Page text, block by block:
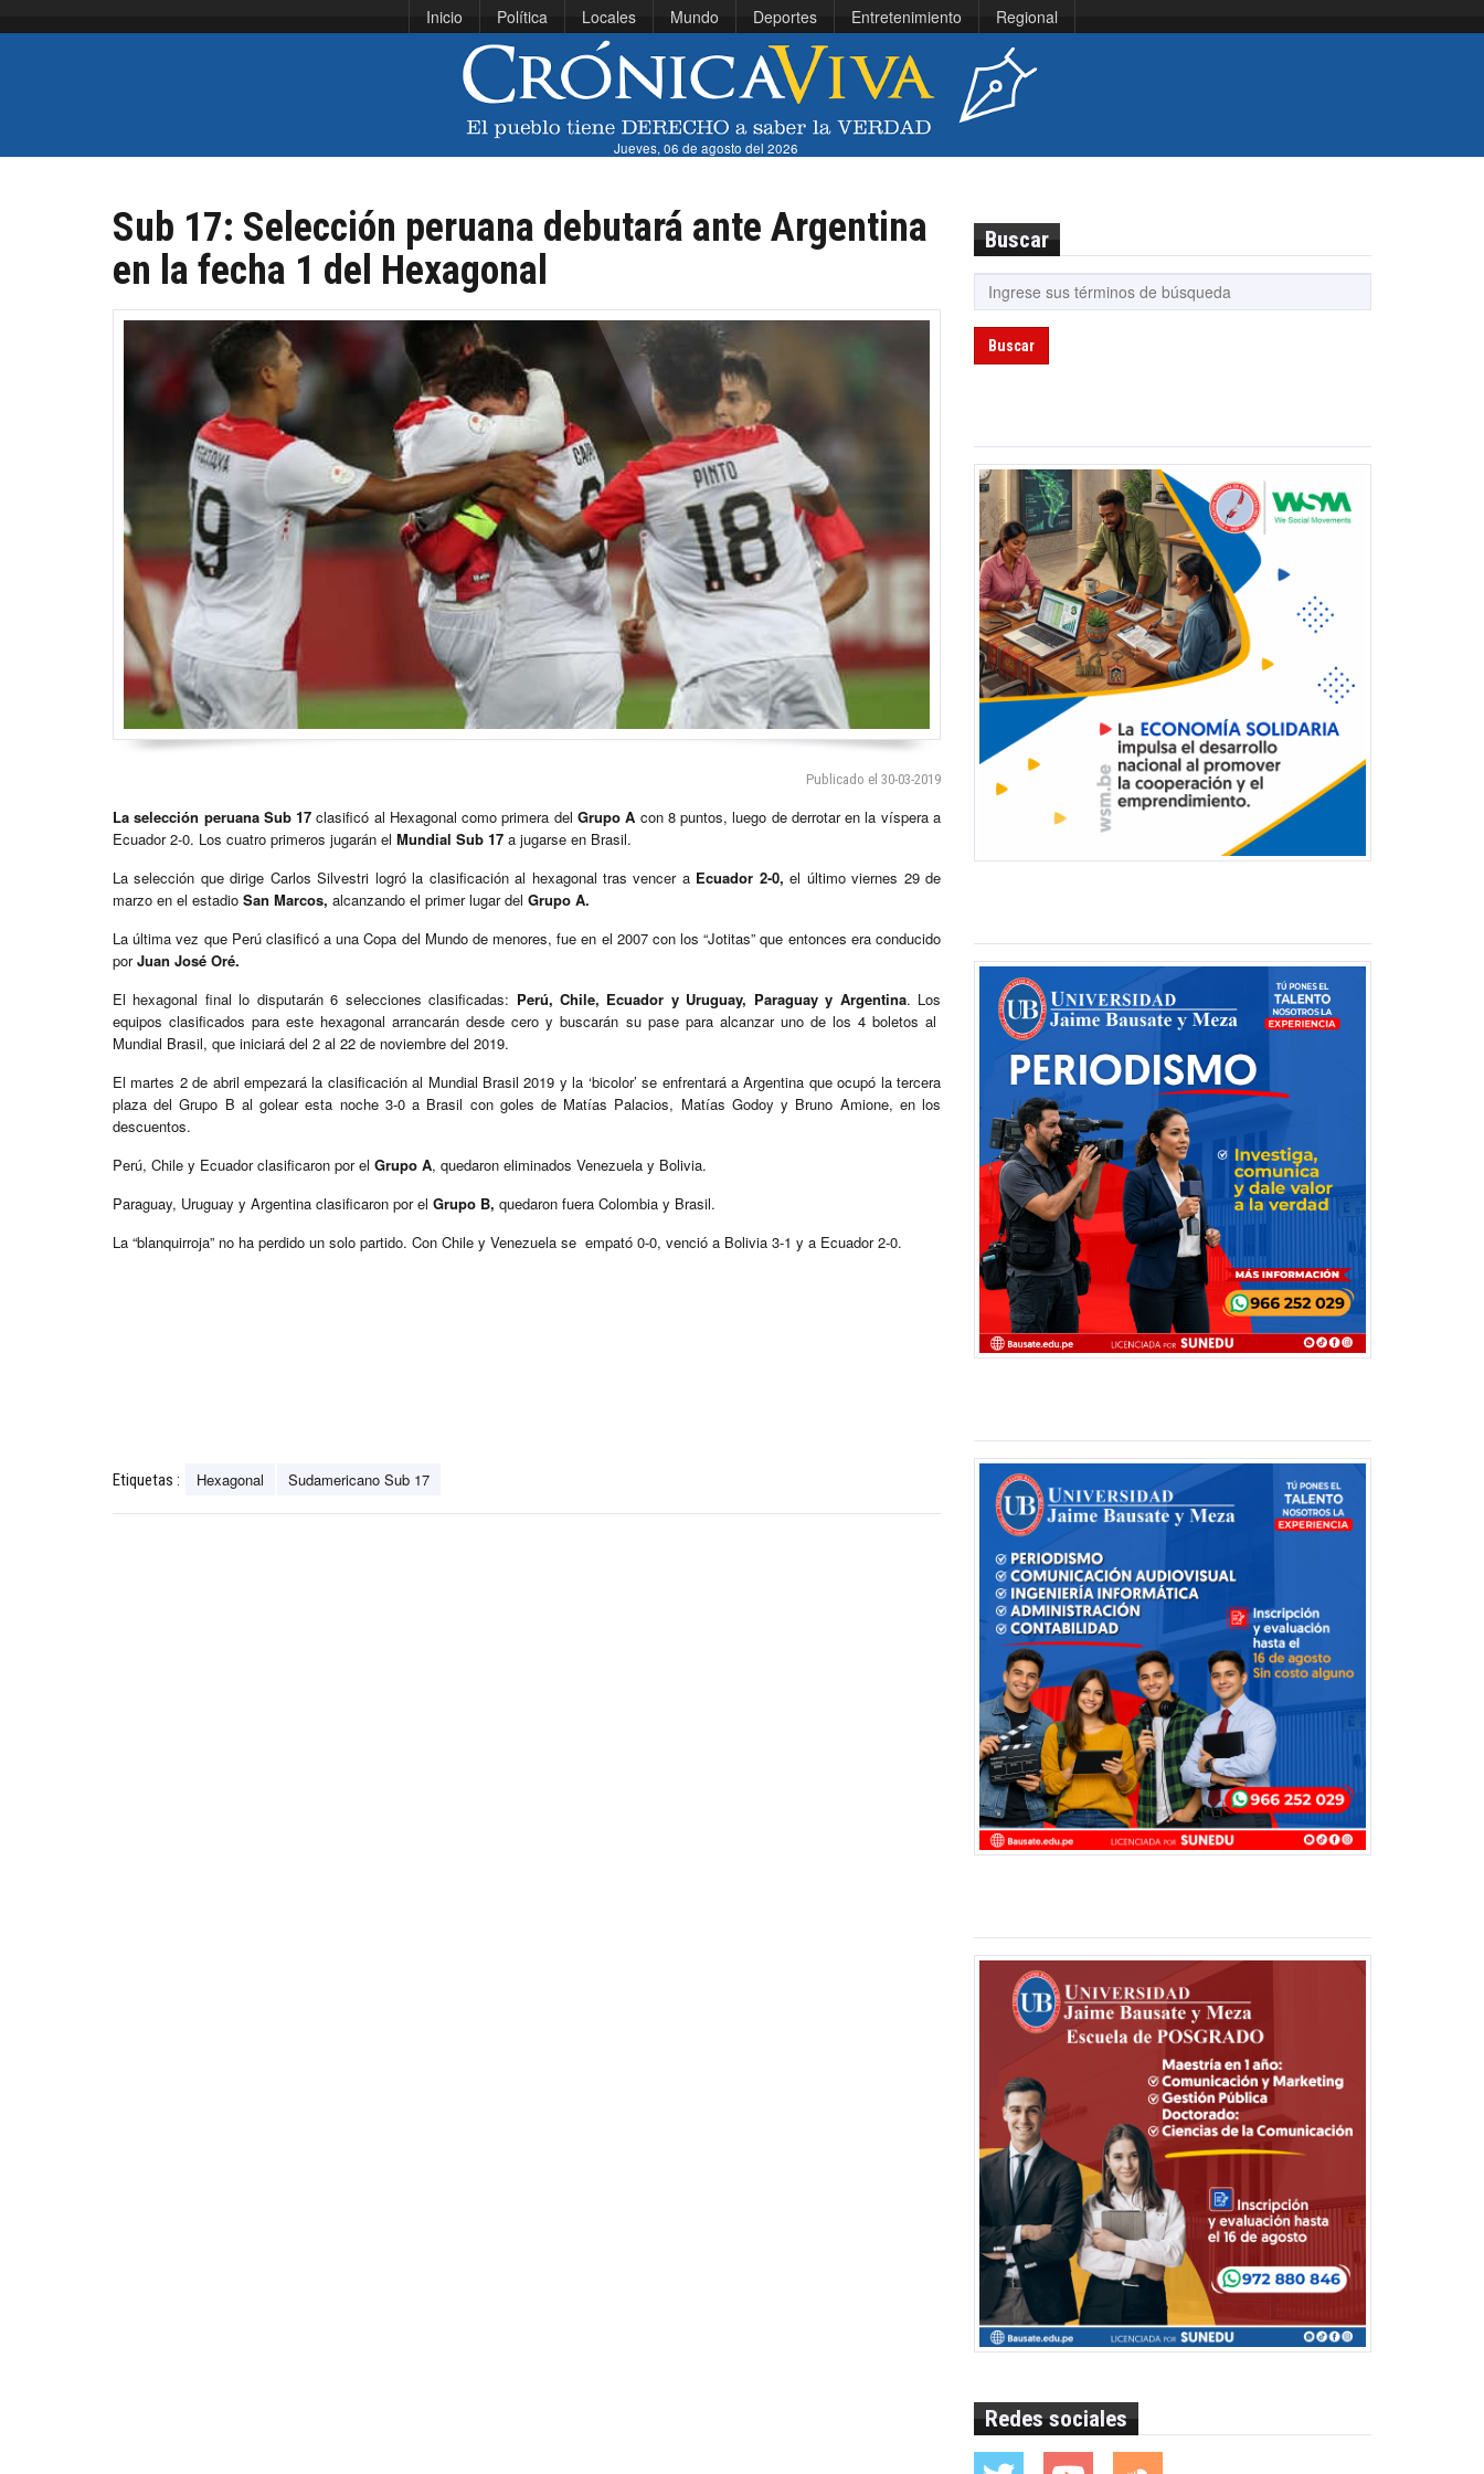
Inicio Política Locales Mundo Deportes Entretenimiento Regional
Jueves, 06 de agosto del 2026
Sub 17: Selección peruana debutará ante Argentina
en la fecha 1 del Hexagonal
Publicado el 30-03-2019
La selección peruana Sub 17 clasificó al Hexagonal como primera delGrupo A con 8 puntos, luego de derrotar en la víspera a
Ecuador 2-0. Los cuatro primeros jugarán el Mundial Sub 17 a jugarse en Brasil.
La selección que dirige Carlos Silvestri logró la clasificación al hexagonal tras vencer a Ecuador 2-0, el último viernes 29 de
marzo en el estadio San Marcos, alcanzando el primer lugar del Grupo A.
La última vez que Perú clasificó a una Copa del Mundo de menores, fue en el 2007 con los “Jotitas” que entonces era conducido
porJuan José Oré.
El hexagonal final lo disputarán 6 selecciones clasificadas: Perú, Chile, Ecuador y Uruguay, Paraguay y Argentina. Los
equipos clasificados para este hexagonal arrancarán desde cero y buscarán su pase para alcanzar uno de los 4 boletos al
Mundial Brasil, que iniciará del 2 al 22 de noviembre del 2019.
El martes 2 de abril empezará la clasificación al Mundial Brasil 2019 y la ‘bicolor’ se enfrentará a Argentina que ocupó la tercera
plaza del Grupo B al golear esta noche 3-0 a Brasil con goles de Matías Palacios, Matías Godoy y Bruno Amione, en los
descuentos.
Perú, Chile y Ecuador clasificaron por el Grupo A, quedaron eliminados Venezuela y Bolivia.
Paraguay, Uruguay y Argentina clasificaron por el Grupo B, quedaron fuera Colombia y Brasil.
La “blanquirroja” no ha perdido un solo partido. Con Chile y Venezuela se empató 0-0, venció a Bolivia 3-1 y a Ecuador 2-0.
Etiquetas : Hexagonal Sudamericano Sub 17
Buscar
Buscar
Redes sociales